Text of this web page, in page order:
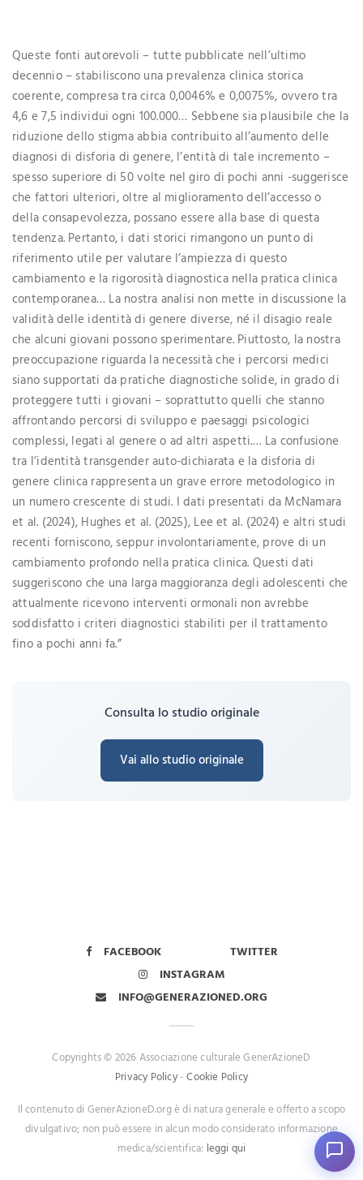
Queste fonti autorevoli – tutte pubblicate nell’ultimo
decennio – stabiliscono una prevalenza clinica storica
coerente, compresa tra circa 0,0046% e 0,0075%, ovvero tra
4,6 e 7,5 individui ogni 100.000… Sebbene sia plausibile che la
riduzione dello stigma abbia contribuito all’aumento delle
diagnosi di disforia di genere, l’entità di tale incremento –
spesso superiore di 50 volte nel giro di pochi anni -suggerisce
che fattori ulteriori, oltre al miglioramento dell’accesso o
della consapevolezza, possano essere alla base di questa
tendenza. Pertanto, i dati storici rimangono un punto di
riferimento utile per valutare l’ampiezza di questo
cambiamento e la rigorosità diagnostica nella pratica clinica
contemporanea… La nostra analisi non mette in discussione la
validità delle identità di genere diverse, né il disagio reale
che alcuni giovani possono sperimentare. Piuttosto, la nostra
preoccupazione riguarda la necessità che i percorsi medici
siano supportati da pratiche diagnostiche solide, in grado di
proteggere tutti i giovani – soprattutto quelli che stanno
affrontando percorsi di sviluppo e paesaggi psicologici
complessi, legati al genere o ad altri aspetti.… La confusione
tra l’identità transgender auto-dichiarata e la disforia di
genere clinica rappresenta un grave errore metodologico in
un numero crescente di studi. I dati presentati da McNamara
et al. (2024), Hughes et al. (2025), Lee et al. (2024) e altri studi
recenti forniscono, seppur involontariamente, prove di un
cambiamento profondo nella pratica clinica. Questi dati
suggeriscono che una larga maggioranza degli adolescenti che
attualmente ricevono interventi ormonali non avrebbe
soddisfatto i criteri diagnostici stabiliti per il trattamento
fino a pochi anni fa.”
Consulta lo studio originale
Vai allo studio originale
FACEBOOK
TWITTER
INSTAGRAM
INFO@GENERAZIONED.ORG
Copyrights © 2026 Associazione culturale GenerAzioneD
Privacy Policy-Cookie Policy
Il contenuto di GenerAzioneD.org è di natura generale e offerto a scopo
divulgativo; non può essere in alcun modo considerato informazione
medica/scientifica: leggi qui